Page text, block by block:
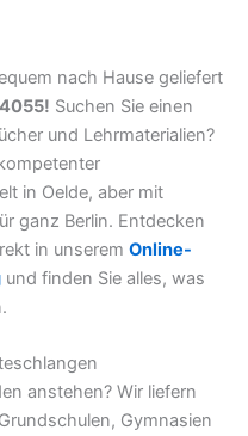
nach Hause geliefert
Suchen Sie einen
und Lehrmaterialien?
in Oelde, aber mit
ganz Berlin. Entdecken
in unserem Online-
und finden Sie alles, was
anstehen? Wir liefern
Gymnasien